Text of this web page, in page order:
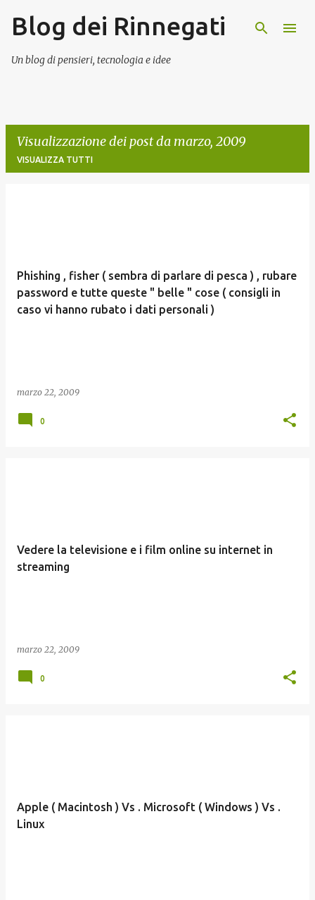
Passa ai contenuti principali
Blog dei Rinnegati
Un blog di pensieri, tecnologia e idee
Visualizzazione dei post da marzo, 2009
VISUALIZZA TUTTI
Phishing , fisher ( sembra di parlare di pesca ) , rubare
password e tutte queste " belle " cose ( consigli in
caso vi hanno rubato i dati personali )
marzo 22, 2009
0
Vedere la televisione e i film online su internet in
streaming
marzo 22, 2009
0
Apple ( Macintosh ) Vs . Microsoft ( Windows ) Vs .
Linux